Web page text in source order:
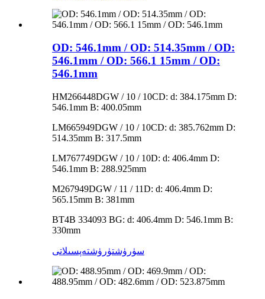
OD: 546.1mm / OD: 514.35mm / OD:
546.1mm / OD: 566.1 15mm / OD:
546.1mm
HM266448DGW / 10 / 10CD: d: 384.175mm D:
546.1mm B: 400.05mm
LM665949DGW / 10 / 10CD: d: 385.762mm D:
514.35mm B: 317.5mm
LM767749DGW / 10 / 10D: d: 406.4mm D:
546.1mm B: 288.925mm
M267949DGW / 11 / 11D: d: 406.4mm D:
565.15mm B: 381mm
BT4B 334093 BG: d: 406.4mm D: 546.1mm B:
330mm
سۈرۈشتۈرۈشتەپسىلاتى